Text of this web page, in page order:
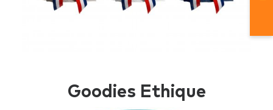
Goodies Ethique